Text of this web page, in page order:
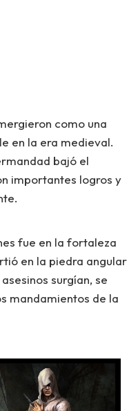
como una
en la era medieval.
bajó el
importantes logros y
fue en la fortaleza
en la piedra angular
surgían, se
mandamientos de la